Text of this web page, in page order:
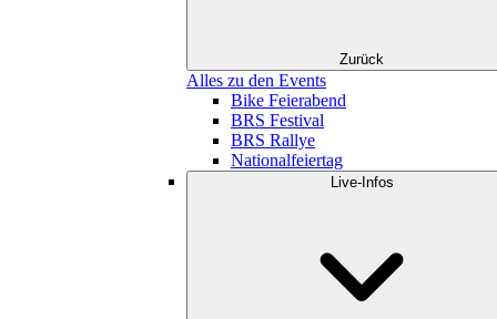
Zurück
Alles zu den Events
Bike Feierabend
BRS Festival
BRS Rallye
Nationalfeiertag
Live-Infos